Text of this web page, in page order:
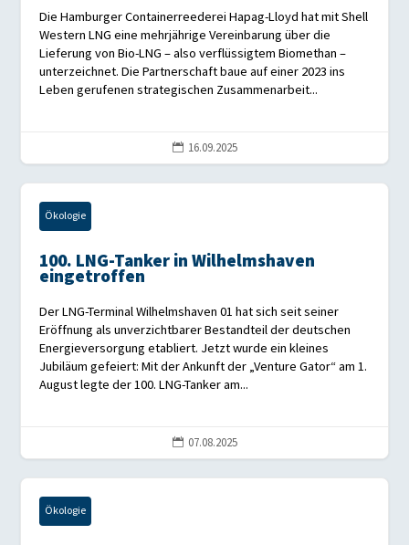
Die Hamburger Containerreederei Hapag-Lloyd hat mit Shell
Western LNG eine mehrjährige Vereinbarung über die
Lieferung von Bio-LNG – also verflüssigtem Biomethan –
unterzeichnet. Die Partnerschaft baue auf einer 2023 ins
Leben gerufenen strategischen Zusammenarbeit...
 16.09.2025
Ökologie
100. LNG-Tanker in Wilhelmshaven
eingetroffen
Der LNG-Terminal Wilhelmshaven 01 hat sich seit seiner
Eröffnung als unverzichtbarer Bestandteil der deutschen
Energieversorgung etabliert. Jetzt wurde ein kleines
Jubiläum gefeiert: Mit der Ankunft der „Venture Gator“ am 1.
August legte der 100. LNG-Tanker am...
 07.08.2025
Ökologie